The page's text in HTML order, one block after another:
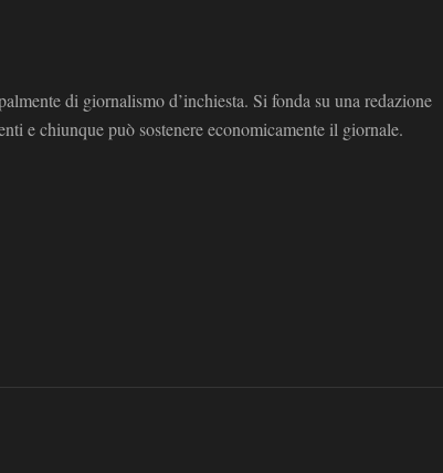
di giornalismo d’inchiesta. Si fonda su una redazione
e chiunque può sostenere economicamente il giornale.